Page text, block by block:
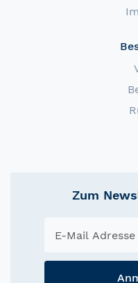
Zum